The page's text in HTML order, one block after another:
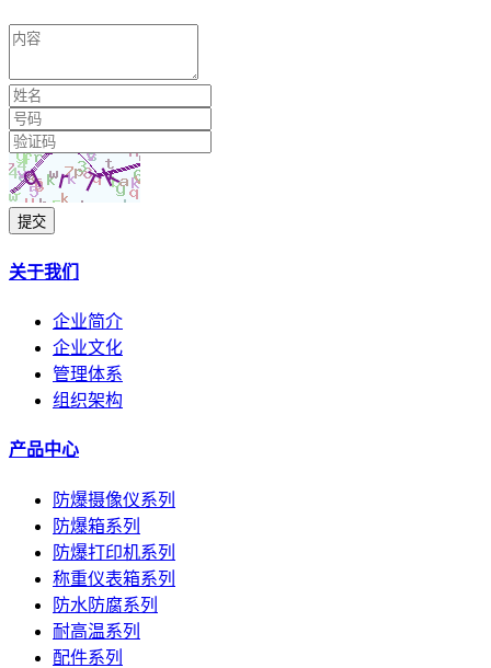
提交
关于我们
企业简介
企业文化
管理体系
组织架构
产品中心
防爆摄像仪系列
防爆箱系列
防爆打印机系列
称重仪表箱系列
防水防腐系列
耐高温系列
配件系列